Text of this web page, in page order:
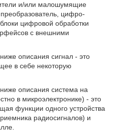
и/или малошумящие
цифро-
цифровой обработки
с внешними
описания сигнал - это
в себе некоторую
описания система на
в микроэлектронике) - это
функции одного устройства
радиосигналов) и